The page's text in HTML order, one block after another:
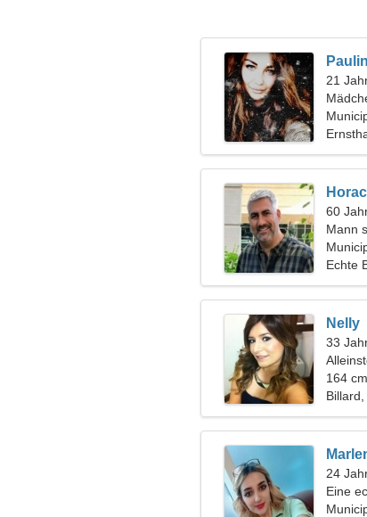
21
60
Mann
Echte
Nelly
33
164
24
Eine